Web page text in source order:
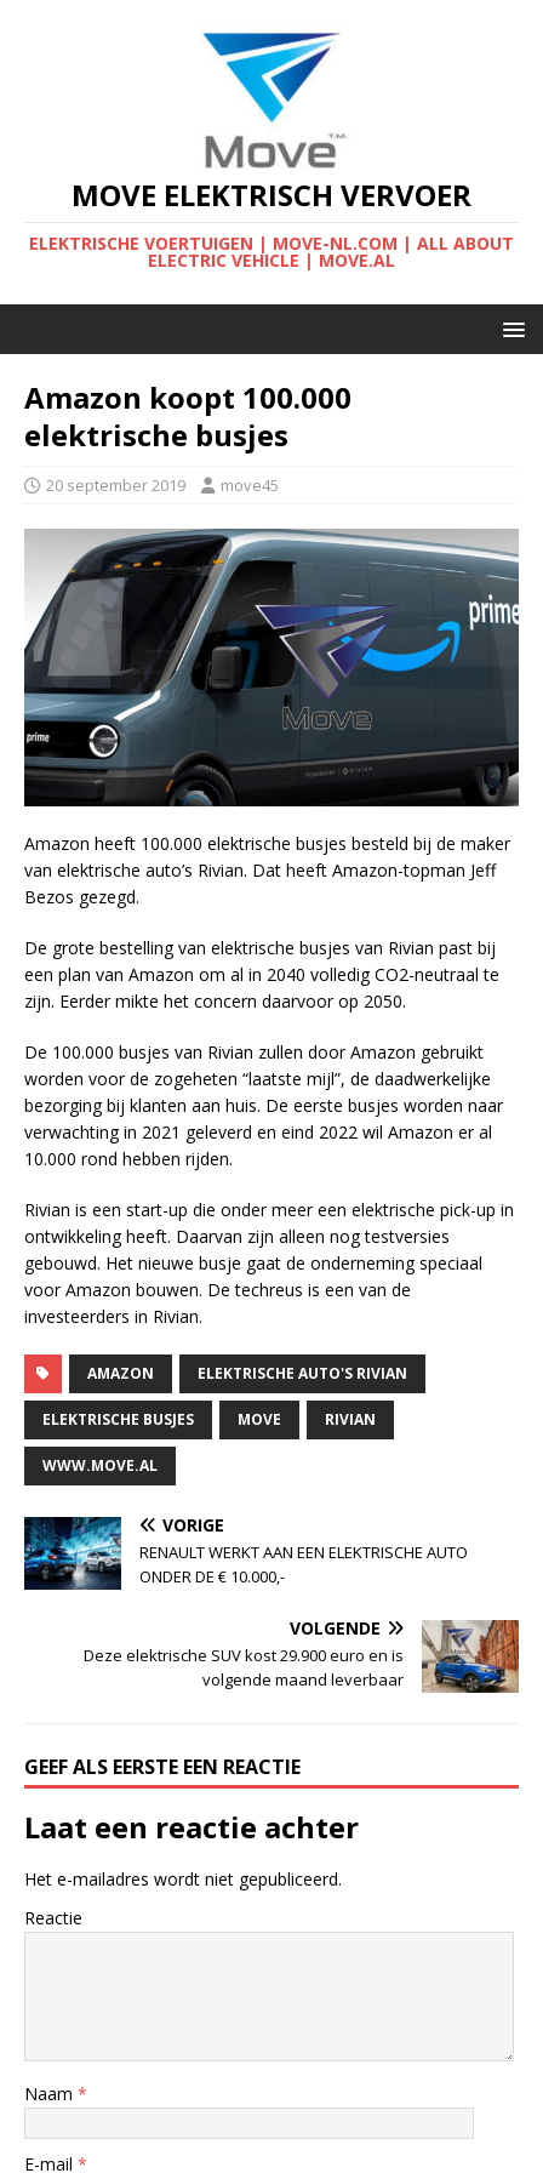
MOVE ELEKTRISCH VERVOER
ELEKTRISCHE VOERTUIGEN | MOVE-NL.COM | ALL ABOUT
ELECTRIC VEHICLE | MOVE.AL
Amazon koopt 100.000
elektrische busjes
20 september 2019 move45
Amazon heeft 100.000 elektrische busjes besteld bij de maker
van elektrische auto’s Rivian. Dat heeft Amazon-topman Jeff
Bezos gezegd.
De grote bestelling van elektrische busjes van Rivian past bij
een plan van Amazon om al in 2040 volledig CO2-neutraal te
zijn. Eerder mikte het concern daarvoor op 2050.
De 100.000 busjes van Rivian zullen door Amazon gebruikt
worden voor de zogeheten “laatste mijl”, de daadwerkelijke
bezorging bij klanten aan huis. De eerste busjes worden naar
verwachting in 2021 geleverd en eind 2022 wil Amazon er al
10.000 rond hebben rijden.
Rivian is een start-up die onder meer een elektrische pick-up in
ontwikkeling heeft. Daarvan zijn alleen nog testversies
gebouwd. Het nieuwe busje gaat de onderneming speciaal
voor Amazon bouwen. De techreus is een van de
investeerders in Rivian.
AMAZON ELEKTRISCHE AUTO'S RIVIAN
ELEKTRISCHE BUSJES MOVE RIVIAN
WWW.MOVE.AL
VORIGE
RENAULT WERKT AAN EEN ELEKTRISCHE AUTO
ONDER DE € 10.000,-
VOLGENDE
Deze elektrische SUV kost 29.900 euro en is
volgende maand leverbaar
GEEF ALS EERSTE EEN REACTIE
Laat een reactie achter
Het e-mailadres wordt niet gepubliceerd.
Reactie
Naam *
E-mail *